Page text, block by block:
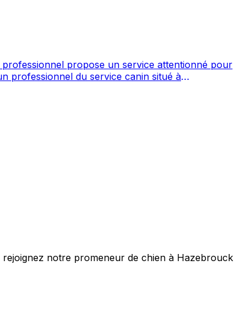
rejoignez notre promeneur de chien à Hazebrouck